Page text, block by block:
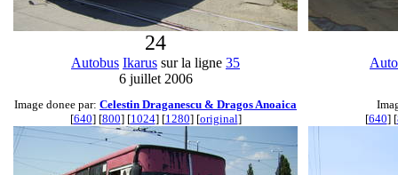
24
Autobus Ikarus sur la ligne 35
6 juillet 2006
Image donee par: Celestin Draganescu & Dragos Anoaica
[640] [800] [1024] [1280] [original]
[640] [